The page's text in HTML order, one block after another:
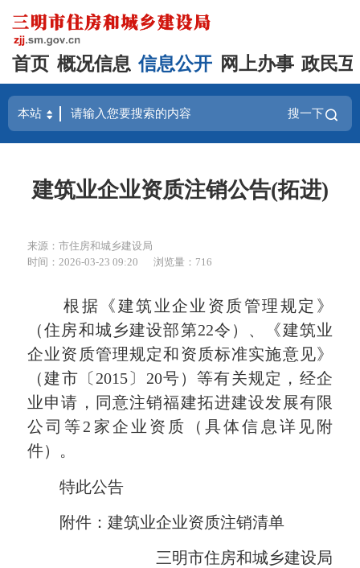
首页 概况信息 信息公开 网上办事 政民
搜一下
建筑业企业资质注销公告(拓进)
来源：市住房和城乡建设局
时间：2026-03-23 09:20
浏览量：716
根据《建筑业企业资质管理规定》
（住房和城乡建设部第22令 ）、《建筑业
企业资质管理规定和资质标准实施意见》
（建市〔2015〕20号）等有关规定，经企
业申请，同意注销福建拓进建设发展有限
公司等2家企业资质（具体信息详见附
件）。
特此公告
附件：建筑业企业资质注销清单
三明市住房和城乡建设局